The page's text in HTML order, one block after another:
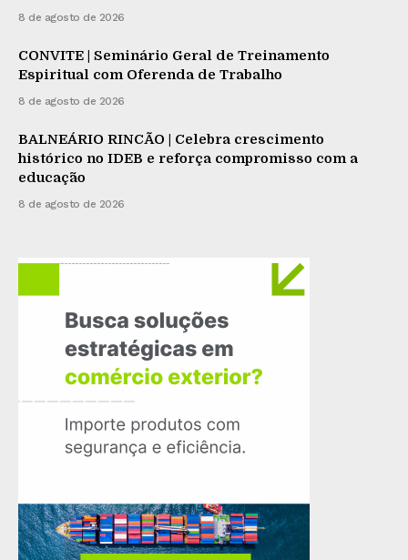
8 de agosto de 2026
CONVITE | Seminário Geral de Treinamento
Espiritual com Oferenda de Trabalho
8 de agosto de 2026
BALNEÁRIO RINCÃO | Celebra crescimento
histórico no IDEB e reforça compromisso com a
educação
8 de agosto de 2026